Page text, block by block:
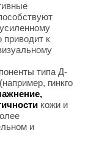
приводит к
типа Д-
гинкго
кожи и
и